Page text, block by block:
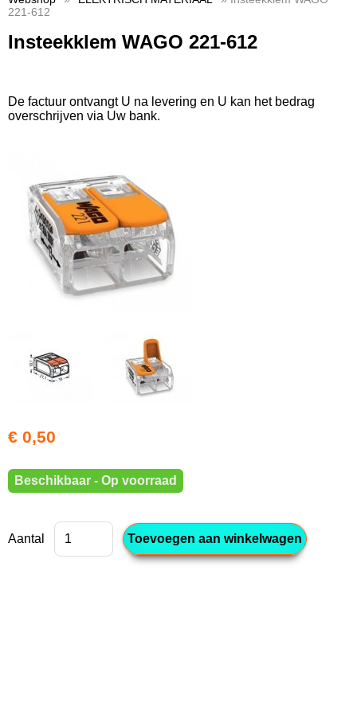
221-612
Insteekklem WAGO 221-612
De factuur ontvangt U na levering en U kan het bedrag
overschrijven via Uw bank.
€ 0,50
Beschikbaar - Op voorraad
Aantal